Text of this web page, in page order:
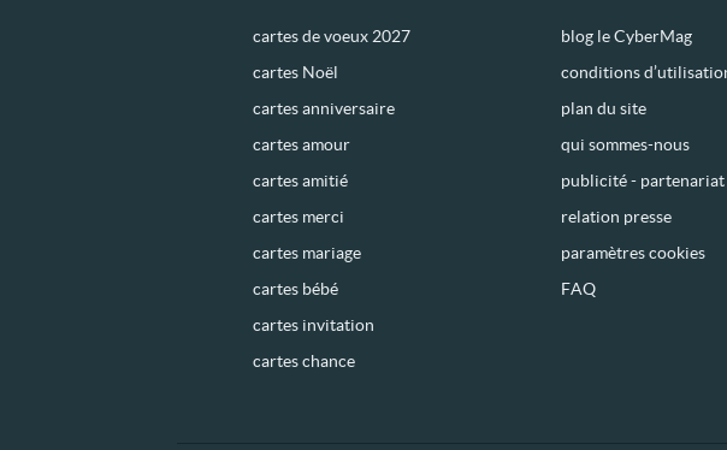
cartes de voeux 2027
cartes Noël
cartes anniversaire
cartes amour
cartes amitié
cartes merci
cartes mariage
cartes bébé
cartes invitation
cartes chance
blog le CyberMag
conditions
plan du site
qui sommes-nous
publicité - partenariat
relation presse
paramètres cookies
FAQ